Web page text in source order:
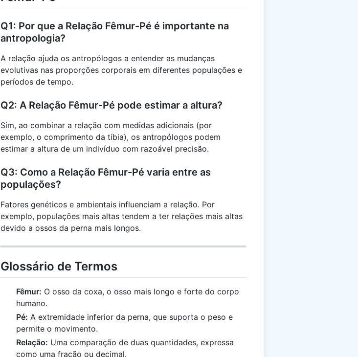
Q1: Por que a Relação Fêmur-Pé é importante na
antropologia?
A relação ajuda os antropólogos a entender as mudanças
evolutivas nas proporções corporais em diferentes populações e
períodos de tempo.
Q2: A Relação Fêmur-Pé pode estimar a altura?
Sim, ao combinar a relação com medidas adicionais (por
exemplo, o comprimento da tíbia), os antropólogos podem
estimar a altura de um indivíduo com razoável precisão.
Q3: Como a Relação Fêmur-Pé varia entre as
populações?
Fatores genéticos e ambientais influenciam a relação. Por
exemplo, populações mais altas tendem a ter relações mais altas
devido a ossos da perna mais longos.
Glossário de Termos
Fêmur: O osso da coxa, o osso mais longo e forte do corpo
humano.
Pé: A extremidade inferior da perna, que suporta o peso e
permite o movimento.
Relação: Uma comparação de duas quantidades, expressa
como uma fração ou decimal.